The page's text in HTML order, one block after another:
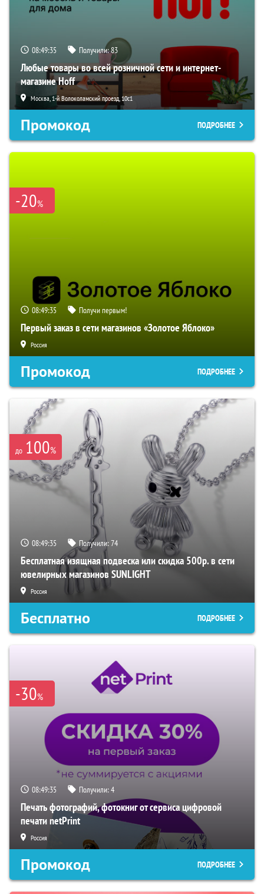
08:49:34 Получили:83
Любые товары во всей розничной сети и интернет-
магазине Hoff
Москва, 1-й Волоколамский проезд, 10с1
Промокод ПОДРОБНЕЕ
-20%
08:49:34 Получи первым!
Первый заказ в сети магазинов «Золотое Яблоко»
Россия
Промокод ПОДРОБНЕЕ
до 100%
08:49:34 Получили:74
Бесплатная изящная подвеска или скидка 500р. в сети
ювелирных магазинов SUNLIGHT
Россия
Бесплатно ПОДРОБНЕЕ
-30%
08:49:34 Получили:4
Печать фотографий, фотокниг от сервиса цифровой
печати netPrint
Россия
Промокод ПОДРОБНЕЕ